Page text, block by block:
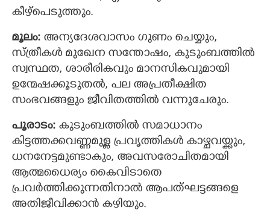
കീഴ്പെടുത്തും.
മൂലം: അന്യദേശവാസം ഗുണം ചെയ്യും,
സ്ത്രീകള്‍ മുഖേന സന്തോഷം, കുടുംബത്തില്‍
സ്വസ്ഥത, ശാരീരികവും മാനസികവുമായി
ഉന്മേഷക്കൂടുതൽ, പല അപ്രതീക്ഷിത
സംഭവങ്ങളും ജീവിതത്തില്‍ വന്നുചേരും.
പൂരാടം: കുടുംബത്തില്‍ സമാധാനം
കിട്ടത്തക്കവണ്ണമുള്ള ‍പ്രവൃത്തികൾ കാഴ്ചവയ്ക്കും,
ധനനേട്ടമുണ്ടാകും, അവസരോചിതമായി
ആത്മധൈര്യം കൈവിടാതെ
പ്രവര്‍ത്തിക്കുന്നതിനാല്‍ ആപത്ഘട്ടങ്ങളെ
അതിജീവിക്കാൻ കഴിയും.